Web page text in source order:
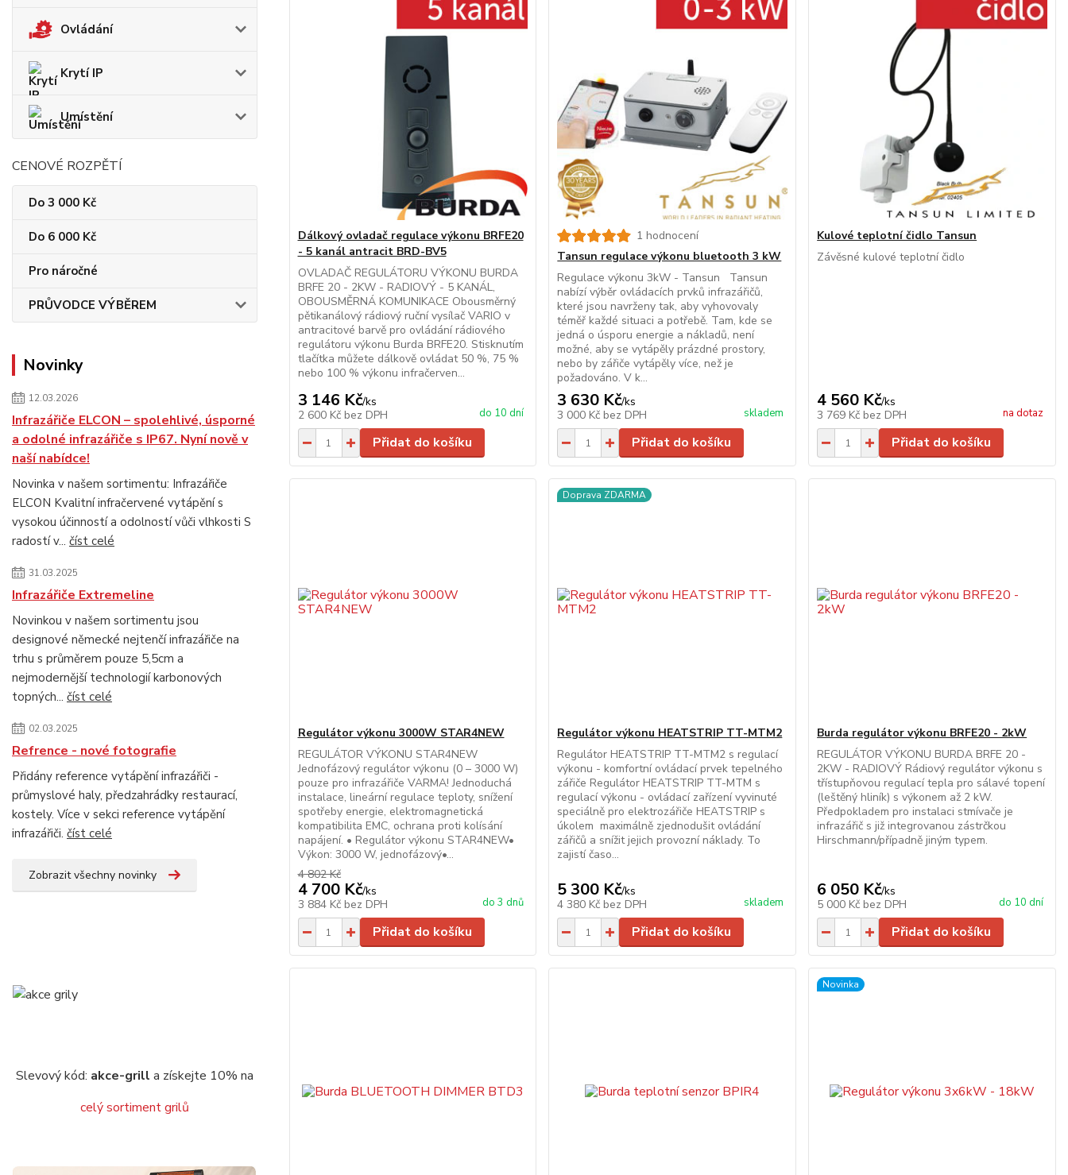
Ovládání
Krytí IP
Umístění
CENOVÉ ROZPĚTÍ
Do 3 000 Kč
Do 6 000 Kč
Pro náročné
PRŮVODCE VÝBĚREM
Novinky
12.03.2026
Infrazářiče ELCON – spolehlivé, úsporné
a odolné infrazářiče s IP67. Nyní nově v
naší nabídce!
Novinka v našem sortimentu: Infrazářiče
ELCON Kvalitní infračervené vytápění s
vysokou účinností a odolností vůči vlhkosti S
radostí v... číst celé
31.03.2025
Infrazářiče Extremeline
Novinkou v našem sortimentu jsou
designové německé nejtenčí infrazářiče na
trhu s průměrem pouze 5,5cm a
nejmodernější technologií karbonových
topných... číst celé
02.03.2025
Refrence - nové fotografie
Přidány reference vytápění infrazářiči -
průmyslové haly, předzahrádky restaurací,
kostely. Více v sekci reference vytápění
infrazářiči. číst celé
Zobrazit všechny novinky
Slevový kód: akce-grill a získejte 10% na
celý sortiment grilů
Dálkový ovladač regulace výkonu BRFE20
- 5 kanál antracit BRD-BV5
OVLADAČ REGULÁTORU VÝKONU BURDA
BRFE 20 - 2KW - RADIOVÝ - 5 KANÁL,
OBOUSMĚRNÁ KOMUNIKACE Obousměrný
pětikanálový rádiový ruční vysílač VARIO v
antracitové barvě pro ovládání rádiového
regulátoru výkonu Burda BRFE20. Stisknutím
tlačítka můžete dálkově ovládat 50 %, 75 %
nebo 100 % výkonu infračerven...
3 146 Kč/ks
2 600 Kč bez DPH do 10 dní
Přidat do košíku
1 hodnocení
Tansun regulace výkonu bluetooth 3 kW
Regulace výkonu 3kW - Tansun Tansun
nabízí výběr ovládacích prvků infrazářičů,
které jsou navrženy tak, aby vyhovovaly
téměř každé situaci a potřebě. Tam, kde se
jedná o úsporu energie a nákladů, není
možné, aby se vytápěly prázdné prostory,
nebo by zářiče vytápěly více, než je
požadováno. V k...
3 630 Kč/ks
3 000 Kč bez DPH skladem
Přidat do košíku
Kulové teplotní čidlo Tansun
Závěsné kulové teplotní čidlo
4 560 Kč/ks
3 769 Kč bez DPH na dotaz
Přidat do košíku
Regulátor výkonu 3000W STAR4NEW
REGULÁTOR VÝKONU STAR4NEW
Jednofázový regulátor výkonu (0 – 3000 W)
pouze pro infrazářiče VARMA! Jednoduchá
instalace, lineární regulace teploty, snížení
spotřeby energie, elektromagnetická
kompatibilita EMC, ochrana proti kolísání
napájení. • Regulátor výkonu STAR4NEW•
Výkon: 3000 W, jednofázový•...
4 802 Kč
4 700 Kč/ks
3 884 Kč bez DPH do 3 dnů
Přidat do košíku
Doprava ZDARMA
Regulátor výkonu HEATSTRIP TT-MTM2
Regulátor HEATSTRIP TT-MTM2 s regulací
výkonu - komfortní ovládací prvek tepelného
zářiče Regulátor HEATSTRIP TT-MTM s
regulací výkonu - ovládací zařízení vyvinuté
speciálně pro elektrozářiče HEATSTRIP s
úkolem maximálně zjednodušit ovládání
zářičů a snížit jejich provozní náklady. To
zajistí časo...
5 300 Kč/ks
4 380 Kč bez DPH skladem
Přidat do košíku
Burda regulátor výkonu BRFE20 - 2kW
REGULÁTOR VÝKONU BURDA BRFE 20 -
2KW - RADIOVÝ Rádiový regulátor výkonu s
třístupňovou regulací tepla pro sálavé topení
(leštěný hliník) s výkonem až 2 kW.
Předpokladem pro instalaci stmívače je
infrazářič s již integrovanou zástrčkou
Hirschmann/případně jiným typem.
6 050 Kč/ks
5 000 Kč bez DPH do 10 dní
Přidat do košíku
Novinka